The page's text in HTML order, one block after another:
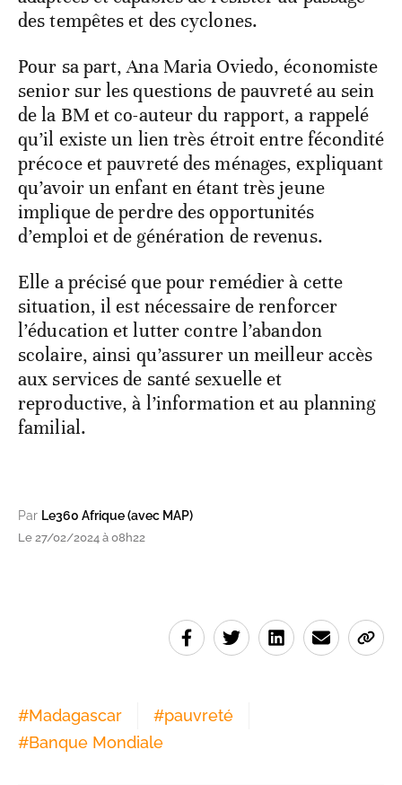
des tempêtes et des cyclones.
Pour sa part, Ana Maria Oviedo, économiste
senior sur les questions de pauvreté au sein
de la BM et co-auteur du rapport, a rappelé
qu’il existe un lien très étroit entre fécondité
précoce et pauvreté des ménages, expliquant
qu’avoir un enfant en étant très jeune
implique de perdre des opportunités
d’emploi et de génération de revenus.
Elle a précisé que pour remédier à cette
situation, il est nécessaire de renforcer
l’éducation et lutter contre l’abandon
scolaire, ainsi qu’assurer un meilleur accès
aux services de santé sexuelle et
reproductive, à l’information et au planning
familial.
Par Le360 Afrique (avec MAP)
Le 27/02/2024 à 08h22
#Madagascar #pauvreté
#Banque Mondiale